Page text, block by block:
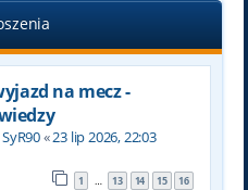
na mecz -
SyR90«23 lip 2026, 22:03
1 … 13 14 15 16